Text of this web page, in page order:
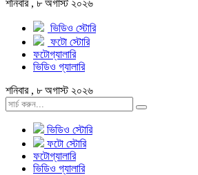
শনিবার , ৮ অগাস্ট ২০২৬
ভিডিও স্টোরি
ফটো স্টোরি
ফটোগ্যালারি
ভিডিও গ্যালারি
শনিবার , ৮ অগাস্ট ২০২৬
ভিডিও স্টোরি
ফটো স্টোরি
ফটোগ্যালারি
ভিডিও গ্যালারি